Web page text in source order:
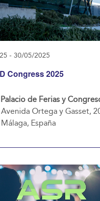
Congress 2025
- 30/05/2025
de Ferias y
Avenida Ortega y Gasset,
España